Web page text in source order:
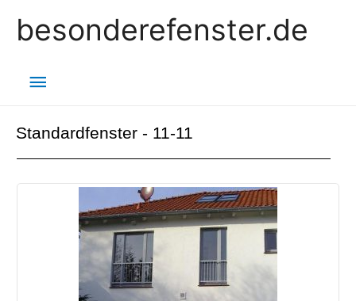
besonderefenster.de
Standardfenster - 11-11